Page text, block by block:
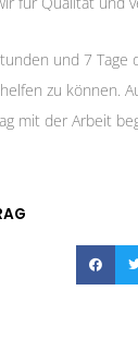
und 7 Tage
zu können.
mit der Arbeit